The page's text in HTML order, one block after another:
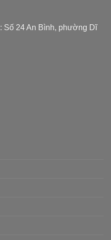
: Số 24 An Bình, phường Dĩ